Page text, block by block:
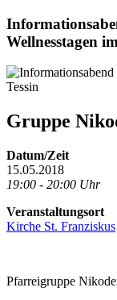
Wellnesstagen
Gruppe
Datum/Zeit
15.05.2018
19:00 - 20:00 Uhr
Veranstaltungsort
Kirche St. Franziskus
Pfarreigruppe